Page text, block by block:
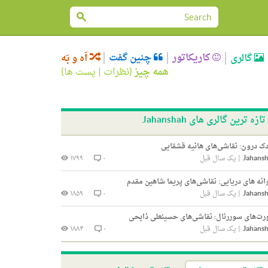
گالری کاریکاتور چنین گفت اَه و بَه
همه چیز(نظرات | پست ها)
تازه ترین گالری های Jahanshah
درون: نقاشی‌های هانیه قشقایی
| یک سال قبل ۰
۱۷۹۹
های دریایی: نقاشی‌های پریما شاهین مقدم
| یک سال قبل ۰
۱۸۵۹
سوررئال: نقاشی‌های حسینعلی ذابحی
| یک سال قبل ۰ ۱۸۸۴